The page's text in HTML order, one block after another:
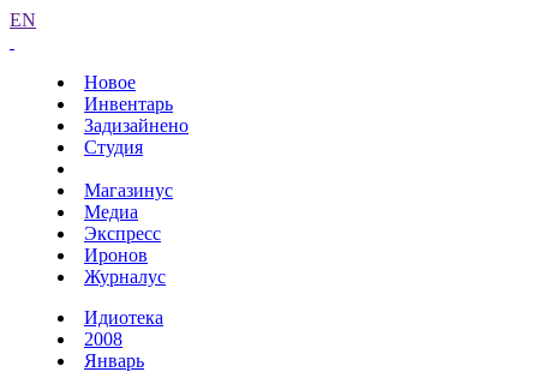
EN
Новое
Инвентарь
Задизайнено
Студия
Магазинус
Медиа
Экспресс
Иронов
Журналус
Идиотека
2008
Январь